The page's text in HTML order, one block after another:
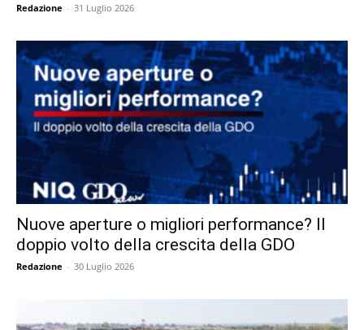
Redazione - 31 Luglio 2026
Nuove aperture o migliori performance? Il
doppio volto della crescita della GDO
Redazione - 30 Luglio 2026